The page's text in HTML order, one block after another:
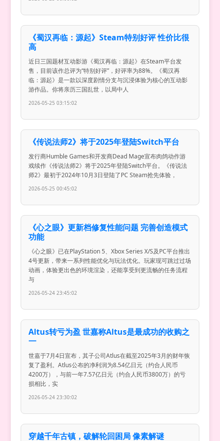
《蜀汉再临：源起》Steam特别好评 性价比很
高
近日三国题材互动影游《蜀汉再临：源起》在Steam平台发
售，目前该作总评为“特别好评”，好评率为88%。《蜀汉再
临：源起》是一款以深度剧情分支与沉浸体验为核心的互动影
游作品。你将亲历三国乱世，以局中人
2026-05-25 03:15:02
《传说法师2》将于2025年登陆Switch平台
发行商Humble Games和开发商Dead Mage宣布肉鸽动作游
戏续作《传说法师2》将于2025年登陆Switch平台。《传说法
师2》最初于2024年10月3日登陆了PC Steam抢先体验，
2026-05-25 00:45:02
《心之眼》更新档修复性能问题 完善创造模式
功能
《心之眼》已在PlayStation 5、Xbox Series X/S及PC平台推出
4号更新，带来一系列性能优化与玩法优化。玩家现可跳过过场
动画，体验更出色的环境渲染，还能享受到更流畅的任务流程
与
2026-05-24 23:45:02
Altus转亏为盈 世嘉称Altus是最成功的收购之
一
世嘉于7月4日宣布，其子公司Atlus在截至2025年3月的财年恢
复了盈利。Atlus公布的净利润为8.54亿日元（约合人民币
4200万），与前一年7.57亿日元（约合人民币3800万）的亏
损相比，实
2026-05-24 23:30:02
穿越千年古镇，破解轮回困局 像素解谜